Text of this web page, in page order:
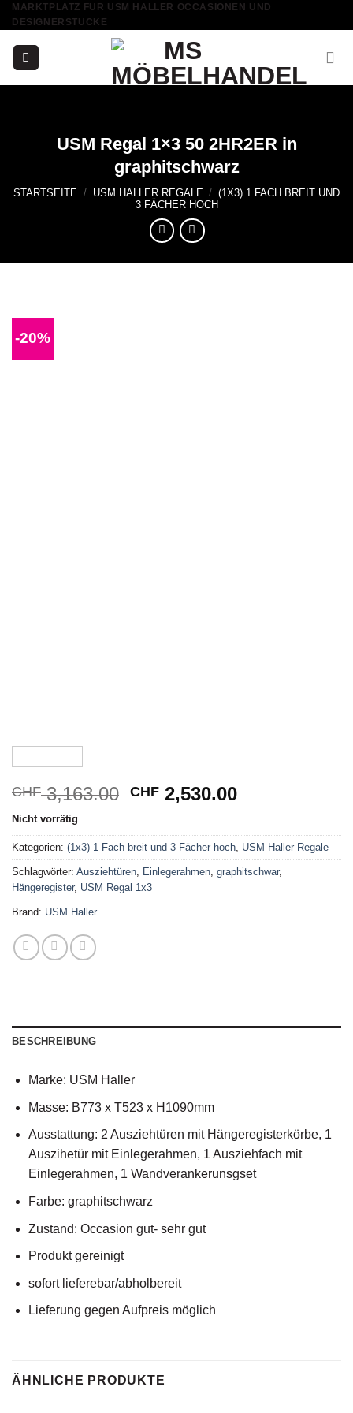
Skip
to
content
MARKTPLATZ FÜR USM HALLER OCCASIONEN UND
DESIGNERSTÜCKE
USM Regal 1×3 50 2HR2ER in
graphitschwarz
STARTSEITE / USM HALLER REGALE / (1X3) 1 FACH BREIT UND
3 FÄCHER HOCH
-20%
CHF3,163.00 CHF 2,530.00
Nicht vorrätig
Kategorien: (1x3) 1 Fach breit und 3 Fächer hoch, USM Haller Regale
Schlagwörter: Ausziehtüren, Einlegerahmen, graphitschwar,
Hängeregister, USM Regal 1x3
Brand: USM Haller
BESCHREIBUNG
Marke: USM Haller
Masse: B773 x T523 x H1090mm
Ausstattung: 2 Ausziehtüren mit Hängeregisterkörbe, 1
Auszihetür mit Einlegerahmen, 1 Ausziehfach mit
Einlegerahmen, 1 Wandverankerunsgset
Farbe: graphitschwarz
Zustand: Occasion gut- sehr gut
Produkt gereinigt
sofort lieferebar/abholbereit
Lieferung gegen Aufpreis möglich
ÄHNLICHE PRODUKTE